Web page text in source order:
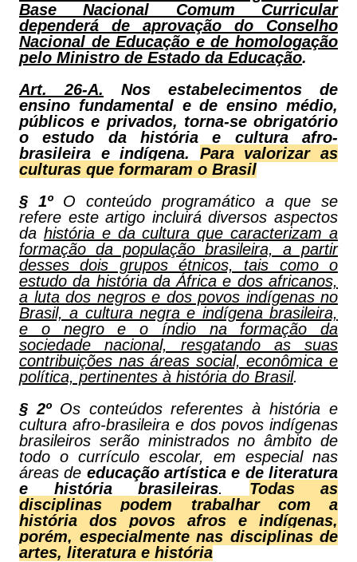
Base Nacional Comum Curricular
dependerá de aprovação do Conselho
Nacional de Educação e de homologação
pelo Ministro de Estado da Educação.
Art. 26-A. Nos estabelecimentos de
ensino fundamental e de ensino médio,
públicos e privados, torna-se obrigatório
o estudo da história e cultura afro-
brasileira e indígena. Para valorizar as
culturas que formaram o Brasil
§ 1º O conteúdo programático a que se
refere este artigo incluirá diversos aspectos
da história e da cultura que caracterizam a
formação da população brasileira, a partir
desses dois grupos étnicos, tais como o
estudo da história da África e dos africanos,
a luta dos negros e dos povos indígenas no
Brasil, a cultura negra e indígena brasileira,
e o negro e o índio na formação da
sociedade nacional, resgatando as suas
contribuições nas áreas social, econômica e
política, pertinentes à história do Brasil.
§ 2ºOs conteúdos referentes à história e
cultura afro-brasileira e dos povos indígenas
brasileiros serão ministrados no âmbito de
todo o currículo escolar, em especial nas
áreas de educação artística e de literatura
e história brasileiras. Todas as
disciplinas podem trabalhar com a
história dos povos afros e indígenas,
porém, especialmente nas disciplinas de
artes, literatura e história